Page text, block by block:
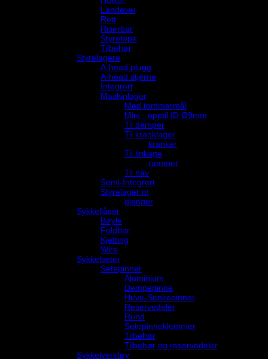
Landevei
Rett
Riserbar
Styretape
Tilbehør
Styrelagere
A-head plugg
A-head stjerne
Integrert
Maskinlager
Med tommermål
Mini - opptil ID Ø9mm
Til demper
Til kranklager
kranker
Til linkage
rammer
Til nav
Semi-Integrert
Styrelager m
gjenger
Sykkellåser
Bøyle
Foldbar
Kjetting
Wire
Sykkelseter
Setepinner
Aluminium
Dempepinne
Heve-Senkepinner
Reservedeler
Rund
Setepinneklemmer
Tilbehør
Tilbehør og reservedeler
Sykkelverktøy